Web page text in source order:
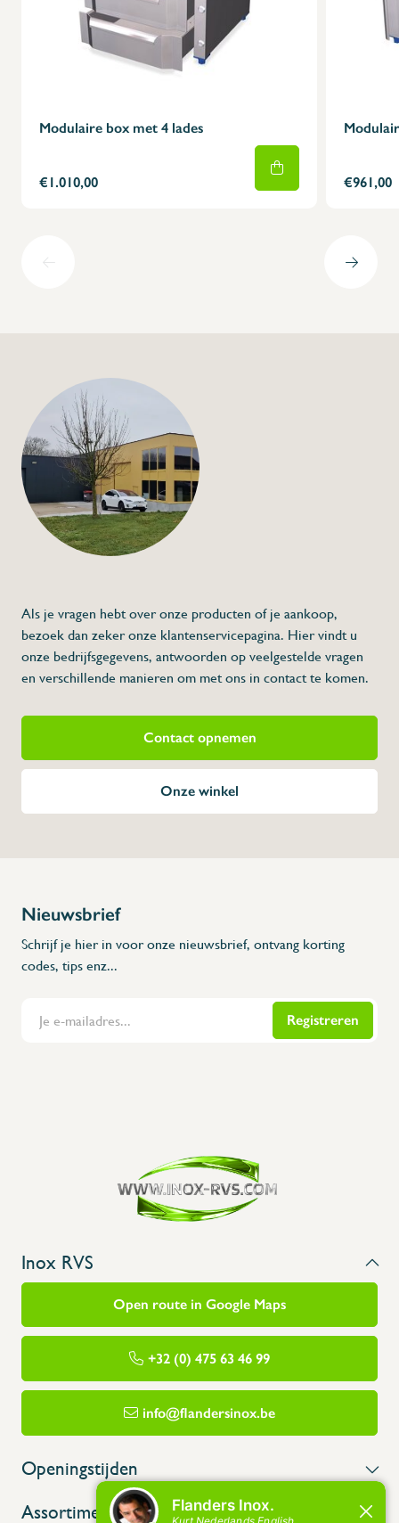
Modulaire box met 4 lades
€1.010,00 €961,00
Flanders Inox | Karperstraat 6, 8400 Oostende | België | BNP Paribas Fortis:
Als je vragen hebt over onze producten of je aankoop,
bezoek dan zeker onze klantenservicepagina. Hier vindt u
onze bedrijfsgegevens, antwoorden op veelgestelde vragen
en verschillende manieren om met ons in contact te komen.
Contact opnemen
Onze winkel
Nieuwsbrief
Schrijf je hier in voor onze nieuwsbrief, ontvang korting
codes, tips enz...
Registreren
Inox RVS
Open route in Google Maps
+32 (0) 475 63 46 99
info@flandersinox.be
Openingstijden
Assortiment